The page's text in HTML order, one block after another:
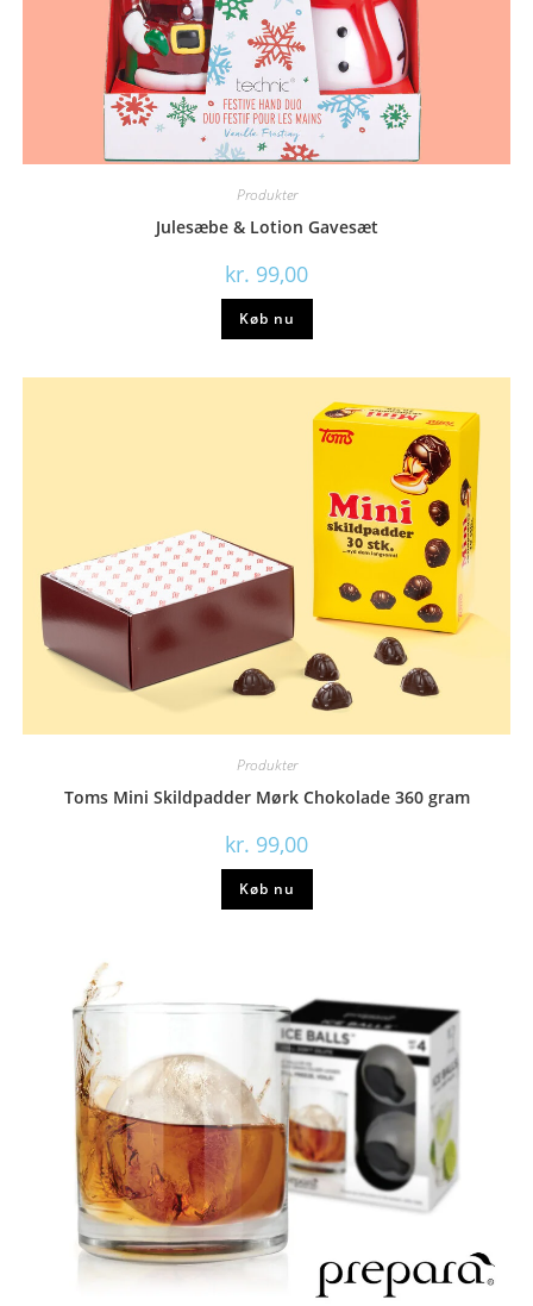
Produkter
Julesæbe & Lotion Gavesæt
kr. 99,00
Køb nu
Produkter
Toms Mini Skildpadder Mørk Chokolade 360 gram
kr. 99,00
Køb nu